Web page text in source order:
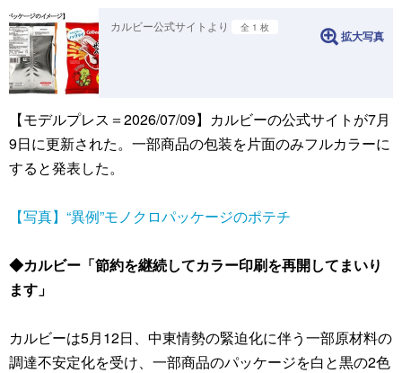
カルビー公式サイトより 全 1 枚
拡大写真
【モデルプレス＝2026/07/09】カルビーの公式サイトが7月
9日に更新された。一部商品の包装を片面のみフルカラーに
すると発表した。
【写真】“異例”モノクロパッケージのポテチ
◆カルビー「節約を継続してカラー印刷を再開してまいり
ます」
カルビーは5月12日、中東情勢の緊迫化に伴う一部原材料の
調達不安定化を受け、一部商品のパッケージを白と黒の2色